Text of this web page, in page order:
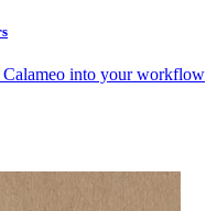
Calameo into your workflow